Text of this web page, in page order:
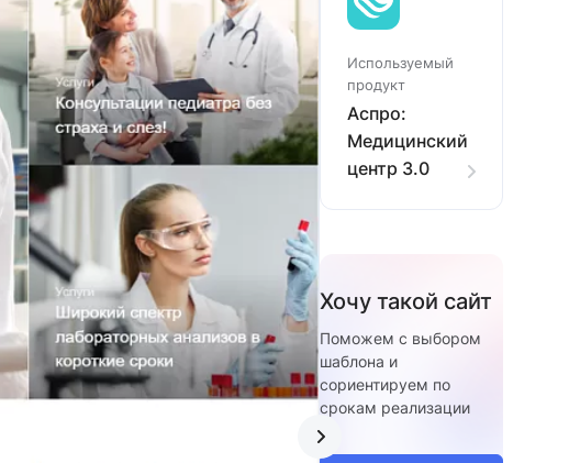
Используемый
продукт
Аспро:
Медицинский
центр 3.0
Хочу такой сайт
Поможем с выбором
шаблона и
сориентируем по
срокам реализации